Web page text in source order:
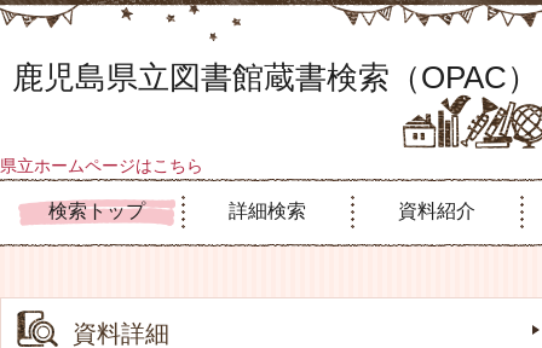
鹿児島県立図書館蔵書検索（OPAC）
県立ホームページはこちら
検索トップ 詳細検索 資料紹介
資料詳細